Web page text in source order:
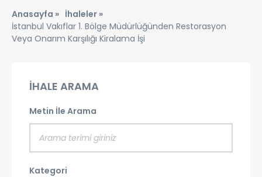
Anasayfa » İhaleler »
İstanbul Vakıflar 1. Bölge Müdürlüğünden Restorasyon
Veya Onarım Karşılığı Kiralama İşi
İHALE ARAMA
Metin İle Arama
Kategori